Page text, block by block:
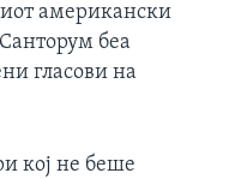
американски
беа
гласови на
кој не беше